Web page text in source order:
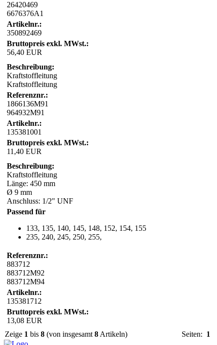
26420469
6676376A1
Artikelnr.:
350892469
Bruttopreis exkl. MWst.:
56,40 EUR
Beschreibung:
Kraftstoffleitung
Kraftstoffleitung
Referenznr.:
1866136M91
964932M91
Artikelnr.:
135381001
Bruttopreis exkl. MWst.:
11,40 EUR
Beschreibung:
Kraftstoffleitung
Länge: 450 mm
Ø 9 mm
Anschluss: 1/2" UNF
Passend für
133, 135, 140, 145, 148, 152, 154, 155
235, 240, 245, 250, 255,
Referenznr.:
883712
883712M92
883712M94
Artikelnr.:
135381712
Bruttopreis exkl. MWst.:
13,08 EUR
Zeige 1 bis 8 (von insgesamt 8 Artikeln) Seiten: 1